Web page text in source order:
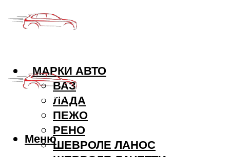
МАРКИ АВТО
ВАЗ
ЛАДА
ПЕЖО
РЕНО
ШЕВРОЛЕ ЛАНОС
Меню